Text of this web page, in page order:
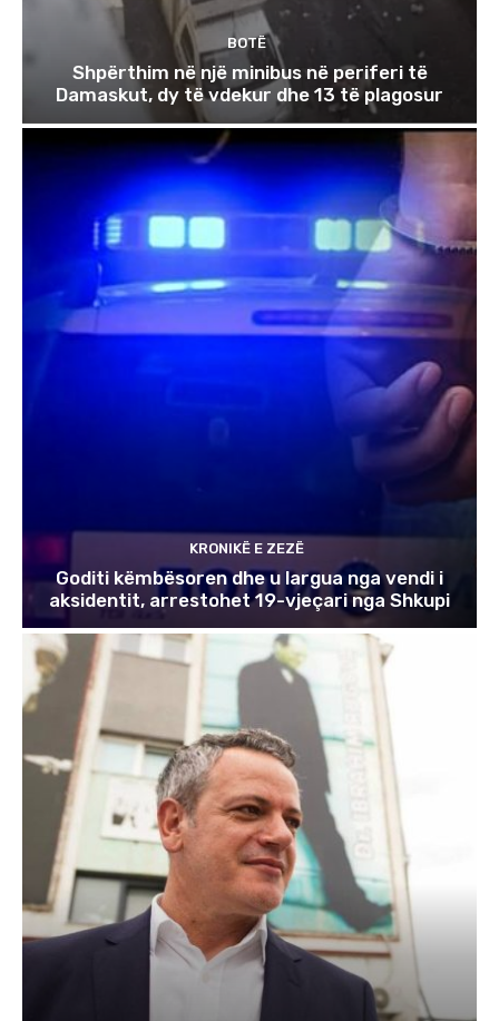
BOTË
Shpërthim në një minibus në periferi të
Damaskut, dy të vdekur dhe 13 të plagosur
KRONIKË E ZEZË
Goditi këmbësoren dhe u largua nga vendi i
aksidentit, arrestohet 19-vjeçari nga Shkupi